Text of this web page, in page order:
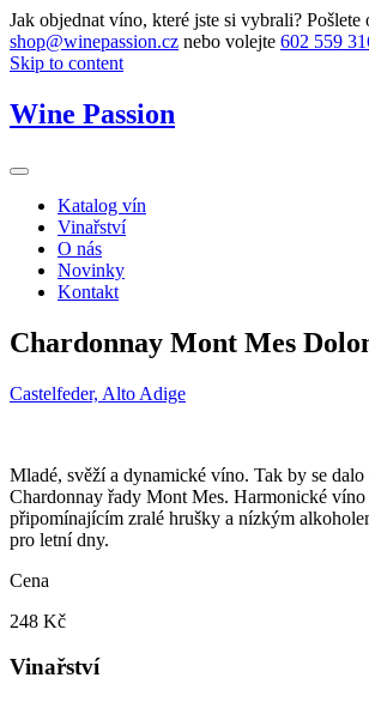
Jak objednat víno, které jste si vybrali? Pošlete
shop@winepassion.cz nebo volejte 602 559
Skip to content
Wine Passion
Katalog vín
Vinařství
O nás
Novinky
Kontakt
Chardonnay Mont Mes
Castelfeder, Alto Adige
Mladé, svěží a dynamické víno. Tak by se dalo
Chardonnay řady Mont Mes. Harmonické víno
připomínajícím zralé hrušky a nízkým
pro letní dny.
Cena
248 Kč
Vinařství